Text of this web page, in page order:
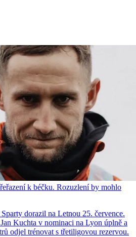
k béčku. Rozuzlení by mohlo
dorazil na Letnou 25. července.
Kuchta v nominaci na Lyon úplně a
odjel trénovat s třetiligovou rezervou.